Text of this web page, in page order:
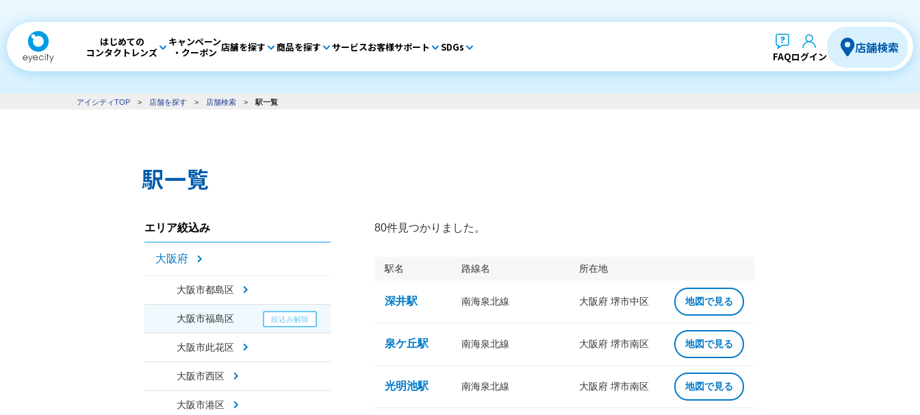
はじめての
コンタクトレンズ
キャンペーン
・クーポン 店舗を探す 商品を探す サービスお客様サポート SDGs
FAQログイン
店舗検索
アイシティTOP > 店舗を探す > 店舗検索 > 駅一覧
駅一覧
エリア絞込み
大阪府
大阪市都島区
大阪市福島区
大阪市此花区
大阪市西区
大阪市港区
80件見つかりました。
駅名 路線名 所在地
深井駅 南海泉北線 大阪府 堺市中区 地図で見る
泉ケ丘駅 南海泉北線 大阪府 堺市南区 地図で見る
光明池駅 南海泉北線 大阪府 堺市南区 地図で見る